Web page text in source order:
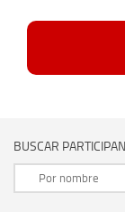
BUSCAR